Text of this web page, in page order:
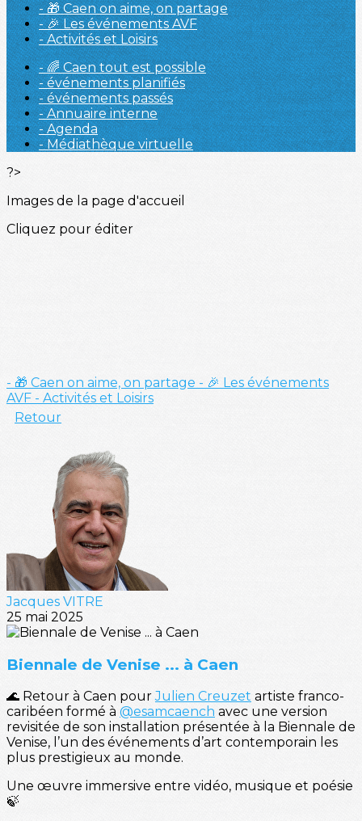
- 🎁 Caen on aime, on partage
- 🎉 Les événements AVF
- Activités et Loisirs
- 🌈 Caen tout est possible
- événements planifiés
- événements passés
- Annuaire interne
- Agenda
- Médiathèque virtuelle
?>
Images de la page d'accueil
Cliquez pour éditer
- 🎁 Caen on aime, on partage - 🎉 Les événements
AVF - Activités et Loisirs
Retour
Jacques VITRE
25 mai 2025
Biennale de Venise ... à Caen
🌊 Retour à Caen pourJulien Creuzet artiste franco-
caribéen formé à @esamcaench avec une version
revisitée de son installation présentée à la Biennale de
Venise, l’un des événements d’art contemporain les
plus prestigieux au monde.
Une œuvre immersive entre vidéo, musique et poésie
🍃